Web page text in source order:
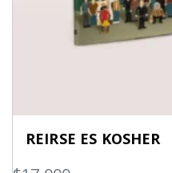
REIRSE ES KOSHER